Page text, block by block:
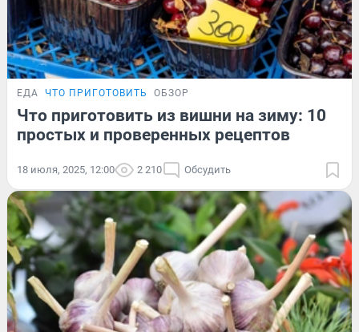
ЕДА ЧТО ПРИГОТОВИТЬ ОБЗОР
Что приготовить из вишни на зиму: 10
простых и проверенных рецептов
18 июля, 2025, 12:00 2 210 Обсудить